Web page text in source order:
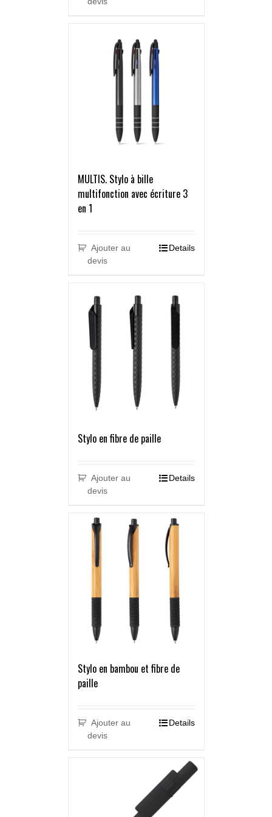
MULTIS. Stylo à bille
multifonction avec écriture 3
en 1
Ajouter au
devis
Details
Stylo en fibre de paille
Ajouter au
devis
Details
Stylo en bambou et fibre de
paille
Ajouter au
devis
Details